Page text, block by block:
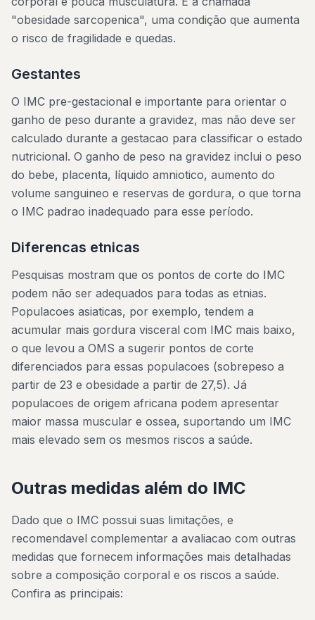
"obesidade sarcopenica", uma condição que aumenta
o risco de fragilidade e quedas.
Gestantes
O IMC pre-gestacional e importante para orientar o
ganho de peso durante a gravidez, mas não deve ser
calculado durante a gestacao para classificar o estado
nutricional. O ganho de peso na gravidez inclui o peso
do bebe, placenta, líquido amniotico, aumento do
volume sanguineo e reservas de gordura, o que torna
o IMC padrao inadequado para esse período.
Diferencas etnicas
Pesquisas mostram que os pontos de corte do IMC
podem não ser adequados para todas as etnias.
Populacoes asiaticas, por exemplo, tendem a
acumular mais gordura visceral com IMC mais baixo,
o que levou a OMS a sugerir pontos de corte
diferenciados para essas populacoes (sobrepeso a
partir de 23 e obesidade a partir de 27,5). Já
populacoes de origem africana podem apresentar
maior massa muscular e ossea, suportando um IMC
mais elevado sem os mesmos riscos a saúde.
Outras medidas além do IMC
Dado que o IMC possui suas limitações, e
recomendavel complementar a avaliacao com outras
medidas que fornecem informações mais detalhadas
sobre a composição corporal e os riscos a saúde.
Confira as principais: